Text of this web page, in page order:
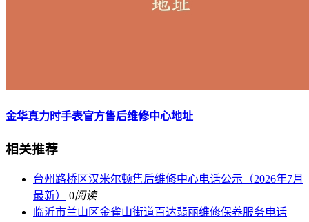
金华真力时手表官方售后维修中心地址
相关推荐
台州路桥区汉米尔顿售后维修中心电话公示（2026年7月
最新）
0阅读
临沂市兰山区金雀山街道百达翡丽维修保养服务电话